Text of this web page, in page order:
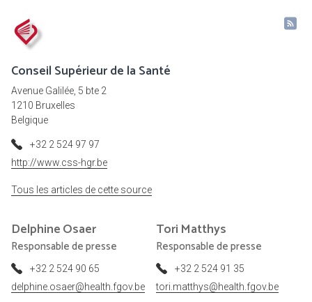
Conseil Supérieur de la Santé
Avenue Galilée, 5 bte 2
1210 Bruxelles
Belgique
+32 2 524 97 97
http://www.css-hgr.be
Tous les articles de cette source
DelphineOsaer
Responsable de presse
+32 2 524 90 65
delphine.osaer@health.fgov.be
Tori Matthys
Responsable de presse
+32 2 524 91 35
tori.matthys@health.fgov.be